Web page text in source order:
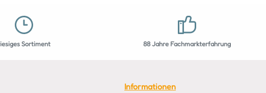
Sortiment 88 Jahre Fachmarkterfahrung
Informationen